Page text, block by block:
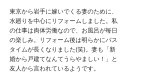
東京から岩手に嫁いでくる妻のために、
水廻りを中心にリフォームしました。私
の仕事は肉体労働なので、お風呂が毎日
の楽しみ。リフォーム後は明らかにバス
タイムが長くなりました(笑)。妻も「新
婚から戸建てなんてうらやましい！」と
友人から言われているようです。